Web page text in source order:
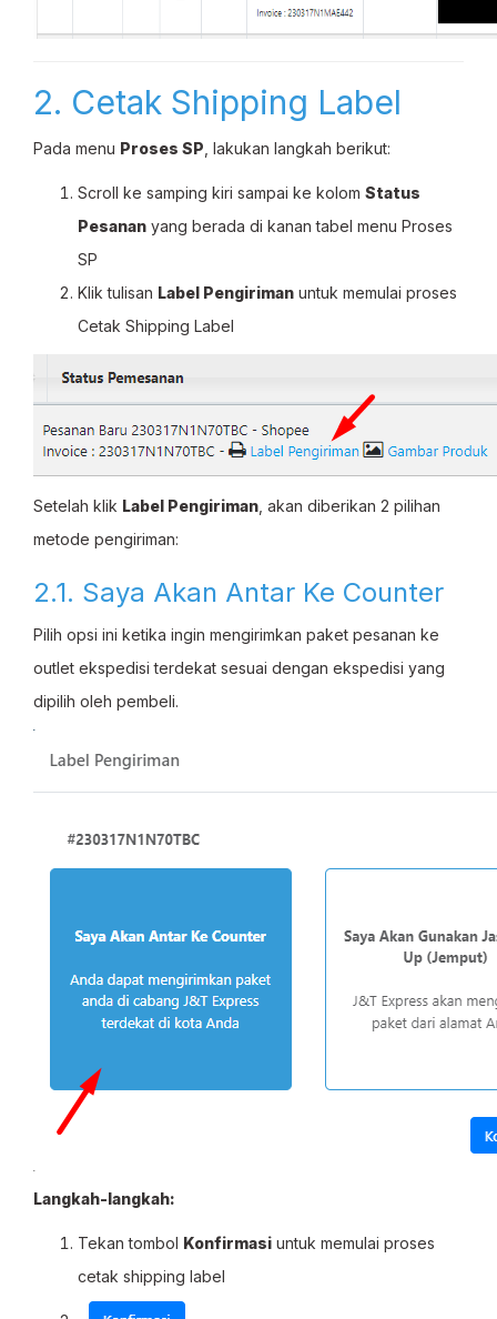
2. Cetak Shipping Label
Pada menu Proses SP , lakukan langkah berikut:
Scroll ke samping kiri sampai ke kolom Status
Pesanan yang berada di kanan tabel menu Proses
SP
Klik tulisan Label Pengiriman untuk memulai proses
Cetak Shipping Label
Setelah klik Label Pengiriman , akan diberikan 2 pilihan
metode pengiriman:
2.1. Saya Akan Antar Ke Counter
Pilih opsi ini ketika ingin mengirimkan paket pesanan ke
outlet ekspedisi terdekat sesuai dengan ekspedisi yang
dipilih oleh pembeli.
Langkah-langkah:
Tekan tombol Konfirmasi untuk memulai proses
cetak shipping label